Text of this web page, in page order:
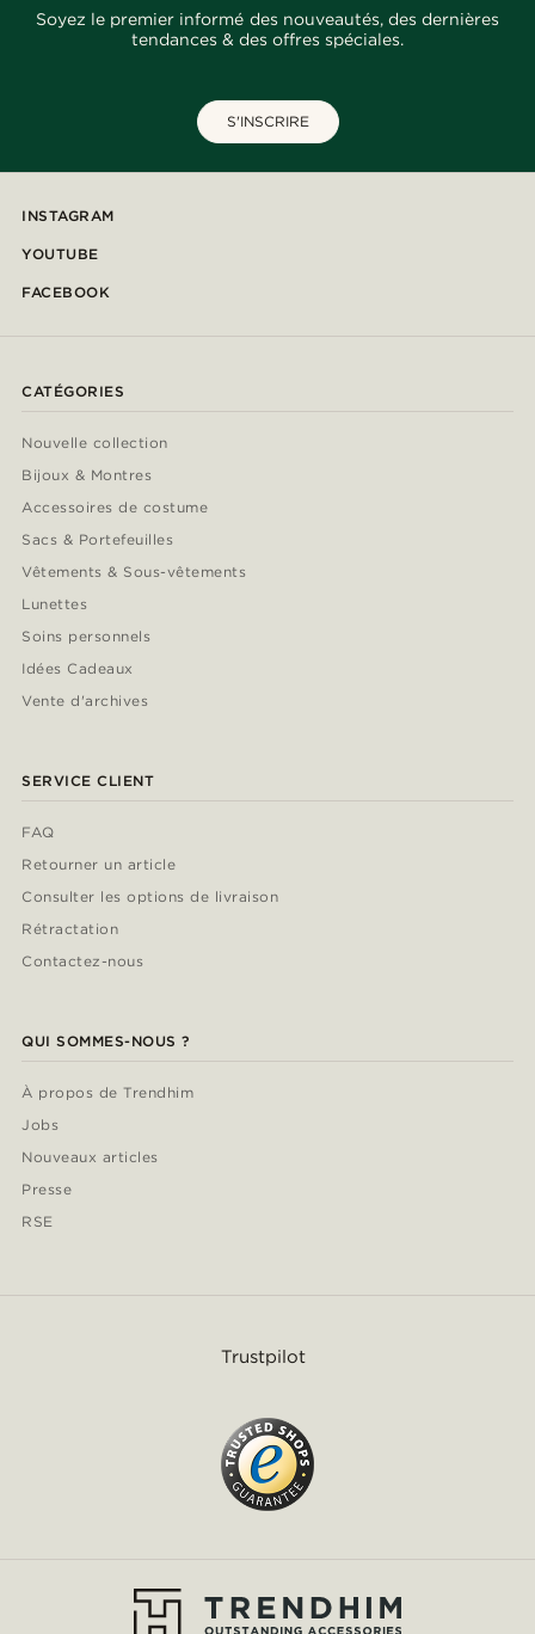
Soyez le premier informé des nouveautés, des dernières
tendances & des offres spéciales.
S'INSCRIRE
INSTAGRAM
YOUTUBE
FACEBOOK
CATÉGORIES
Nouvelle collection
Bijoux & Montres
Accessoires de costume
Sacs & Portefeuilles
Vêtements & Sous-vêtements
Lunettes
Soins personnels
Idées Cadeaux
Vente d'archives
SERVICE CLIENT
FAQ
Retourner un article
Consulter les options de livraison
Rétractation
Contactez-nous
QUI SOMMES-NOUS ?
À propos de Trendhim
Jobs
Nouveaux articles
Presse
RSE
Trustpilot